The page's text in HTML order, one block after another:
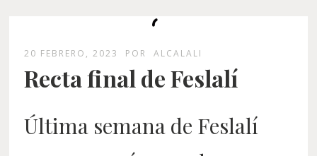
20 FEBRERO, 2023 POR ALCALALI
Recta final de Feslalí
Última semana de Feslalí